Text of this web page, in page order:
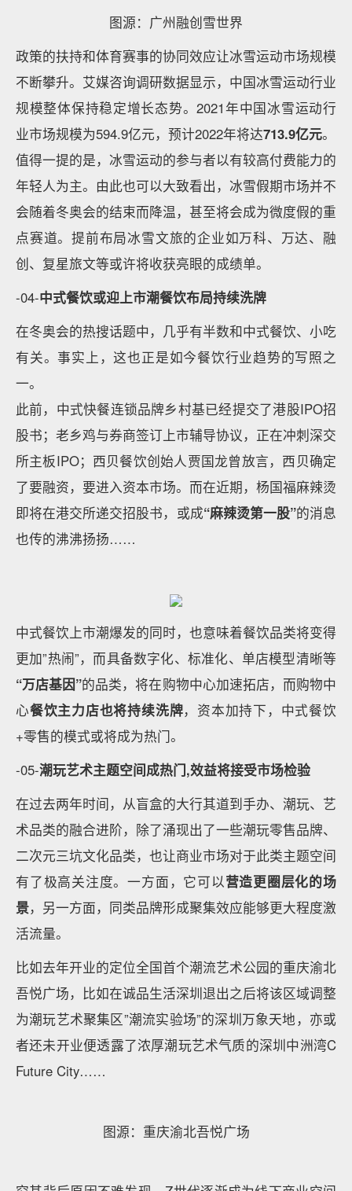
图源：广州融创雪世界
政策的扶持和体育赛事的协同效应让冰雪运动市场规模
不断攀升。艾媒咨询调研数据显示，中国冰雪运动行业
规模整体保持稳定增长态势。2021年中国冰雪运动行
业市场规模为594.9亿元，预计2022年将达713.9亿元。
值得一提的是，冰雪运动的参与者以有较高付费能力的
年轻人为主。由此也可以大致看出，冰雪假期市场并不
会随着冬奥会的结束而降温，甚至将会成为微度假的重
点赛道。提前布局冰雪文旅的企业如万科、万达、融
创、复星旅文等或许将收获亮眼的成绩单。
-04-中式餐饮或迎上市潮餐饮布局持续洗牌
在冬奥会的热搜话题中，几乎有半数和中式餐饮、小吃
有关。事实上，这也正是如今餐饮行业趋势的写照之
一。
此前，中式快餐连锁品牌乡村基已经提交了港股IPO招
股书；老乡鸡与券商签订上市辅导协议，正在冲刺深交
所主板IPO；西贝餐饮创始人贾国龙曾放言，西贝确定
了要融资，要进入资本市场。而在近期，杨国福麻辣烫
即将在港交所递交招股书，或成“麻辣烫第一股”的消息
也传的沸沸扬扬……
中式餐饮上市潮爆发的同时，也意味着餐饮品类将变得
更加”热闹”，而具备数字化、标准化、单店模型清晰等
“万店基因”的品类，将在购物中心加速拓店，而购物中
心餐饮主力店也将持续洗牌，资本加持下，中式餐饮
+零售的模式或将成为热门。
-05-潮玩艺术主题空间成热门,效益将接受市场检验
在过去两年时间，从盲盒的大行其道到手办、潮玩、艺
术品类的融合进阶，除了涌现出了一些潮玩零售品牌、
二次元三坑文化品类，也让商业市场对于此类主题空间
有了极高关注度。一方面，它可以营造更圈层化的场
景，另一方面，同类品牌形成聚集效应能够更大程度激
活流量。
比如去年开业的定位全国首个潮流艺术公园的重庆渝北
吾悦广场，比如在诚品生活深圳退出之后将该区域调整
为潮玩艺术聚集区”潮流实验场”的深圳万象天地，亦或
者还未开业便透露了浓厚潮玩艺术气质的深圳中洲湾C
Future City……
图源：重庆渝北吾悦广场